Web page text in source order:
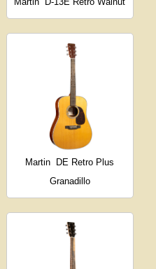
Martin DE Retro Plus
Granadillo